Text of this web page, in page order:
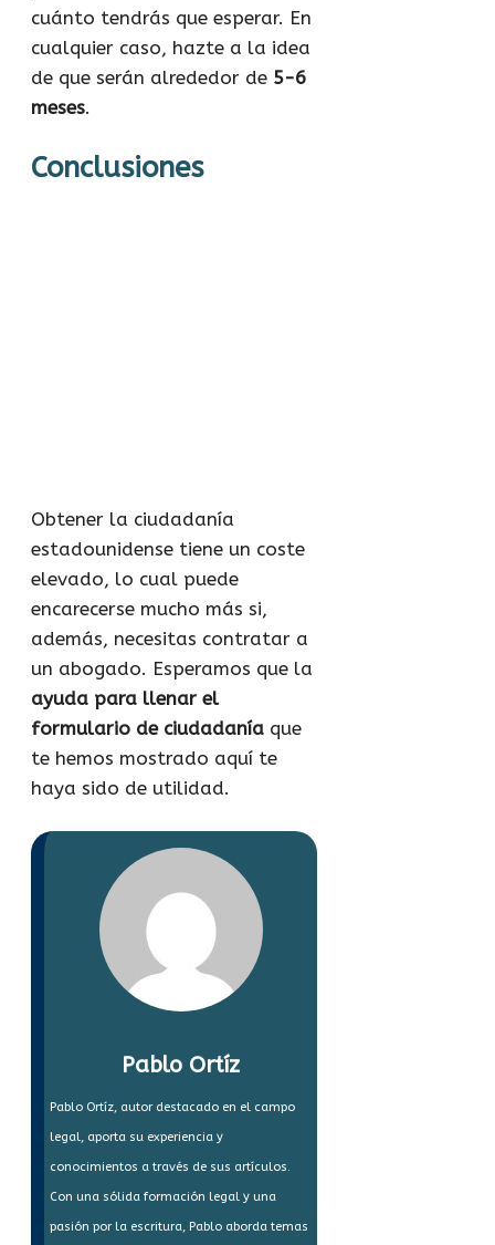
cuánto tendrás que esperar. En
cualquier caso, hazte a la idea
de que serán alrededor de 5-6
meses.
Conclusiones
Obtener la ciudadanía
estadounidense tiene un coste
elevado, lo cual puede
encarecerse mucho más si,
además, necesitas contratar a
un abogado. Esperamos que la
ayuda para llenar el
formulario de ciudadanía que
te hemos mostrado aquí te
haya sido de utilidad.
Pablo Ortíz
Pablo Ortíz, autor destacado en el campo
legal, aporta su experiencia y
conocimientos a través de sus artículos.
Con una sólida formación legal y una
pasión por la escritura, Pablo aborda temas